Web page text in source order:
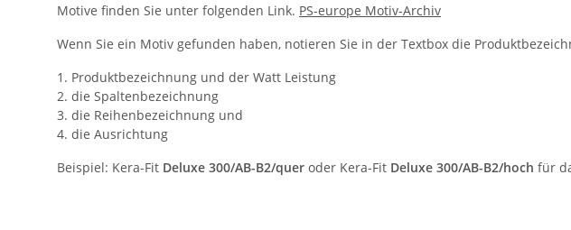
Motive finden Sie unter folgenden Link. PS-europe Motiv-Archiv
Wenn Sie ein Motiv gefunden haben, notieren Sie in der Textbox die
1. Produktbezeichnung und der Watt Leistung
2. die Spaltenbezeichnung
3. die Reihenbezeichnung und
4. die Ausrichtung
Beispiel: Kera-Fit Deluxe 300/AB-B2/quer oder Kera-Fit Deluxe 300/AB-B2/hoch für